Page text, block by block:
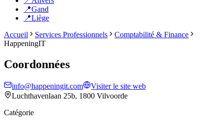
📍Gand
📍Liège
Accueil
Services Professionnels
Comptabilité & Finance
HappeningIT
Coordonnées
info@happeningit.com
Visiter le site web
Luchthavenlaan 25b, 1800 Vilvoorde
Catégorie